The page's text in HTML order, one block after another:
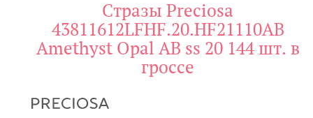
Стразы Preciosa
43811612LFHF.20.HF21110AB
Amethyst Opal AB ss 20 144 шт. в
гроссе